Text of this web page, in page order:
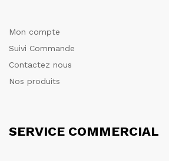
Mon compte
Suivi Commande
Contactez nous
Nos produits
SERVICE COMMERCIAL